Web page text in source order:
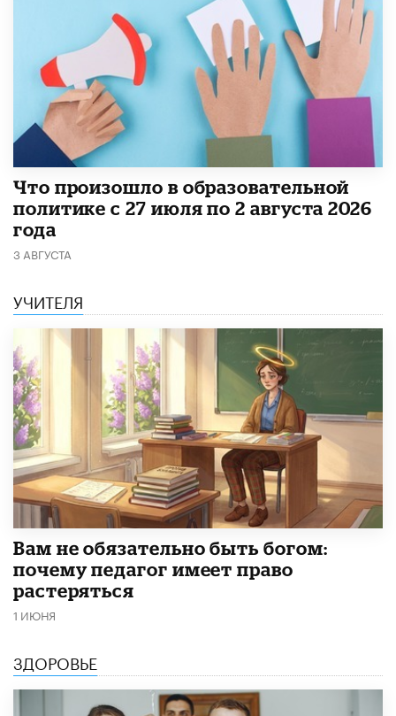
​Что произошло в образовательной
политике с 27 июля по 2 августа 2026
года
3 АВГУСТА
УЧИТЕЛЯ
​Вам не обязательно быть богом:
почему педагог имеет право
растеряться
1 ИЮНЯ
ЗДОРОВЬЕ